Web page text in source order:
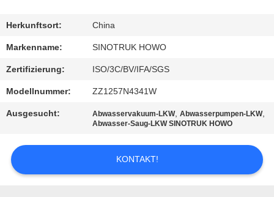
MIT
UNS
BITTE
UM
ANGEBOT
Herkunftsort: China
Markenname: SINOTRUK HOWO
Zertifizierung: ISO/3C/BV/IFA/SGS
Modellnummer: ZZ1257N4341W
Ausgesucht: Abwasservakuum-LKW,Abwasserpumpen-LKW,
Abwasser-Saug-LKW SINOTRUK HOWO
KONTAKT!